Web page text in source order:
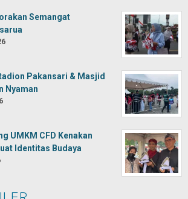
Semangat
Pakansari & Masjid
Nyaman
UMKM CFD Kenakan
Identitas Budaya